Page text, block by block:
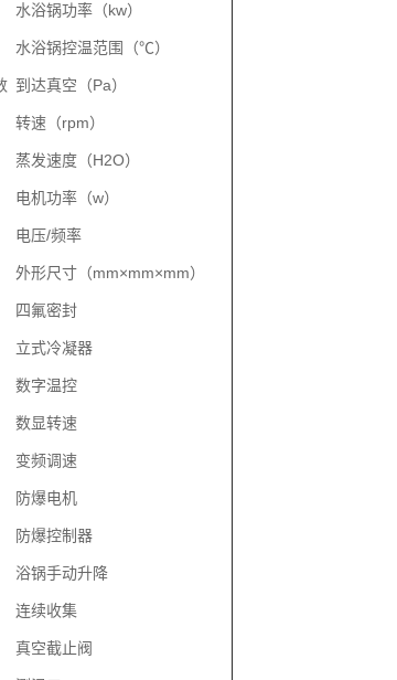
水浴锅功率（kw）
水浴锅控温范围（℃）
到达真空（Pa）
转速（rpm）
蒸发速度（H2O）
电机功率（w）
电压/频率
外形尺寸（mm×mm×mm）
四氟密封
立式冷凝器
数字温控
数显转速
变频调速
防爆电机
防爆控制器
浴锅手动升降
连续收集
真空截止阀